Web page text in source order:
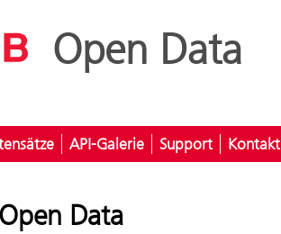
Open Data
API-Galerie Support Kontakt
Data